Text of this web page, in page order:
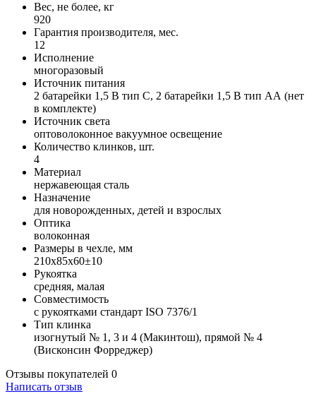
Вес, не более, кг
920
Гарантия производителя, мес.
12
Исполнение
многоразовый
Источник питания
2 батарейки 1,5 В тип С, 2 батарейки 1,5 В тип АА (нет
в комплекте)
Источник света
оптоволоконное вакуумное освещение
Количество клинков, шт.
4
Материал
нержавеющая сталь
Назначение
для новорожденных, детей и взрослых
Оптика
волоконная
Размеры в чехле, мм
210х85х60±10
Рукоятка
средняя, малая
Совместимость
с рукоятками стандарт ISO 7376/1
Тип клинка
изогнутый № 1, 3 и 4 (Mакинтош), прямой № 4
(Висконсин Форреджер)
Отзывы покупателей 0
Написать отзыв